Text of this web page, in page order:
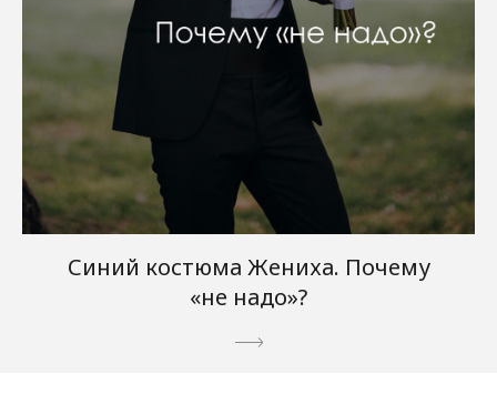
Синий костюма Жениха. Почему
«не надо»?